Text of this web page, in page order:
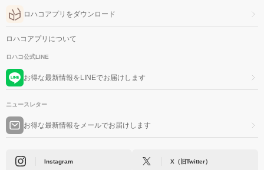
ロハコアプリをダウンロード
ロハコアプリについて
ロハコ公式LINE
お得な最新情報をLINEでお届けします
ニュースレター
お得な最新情報をメールでお届けします
Instagram X（旧Twitter）